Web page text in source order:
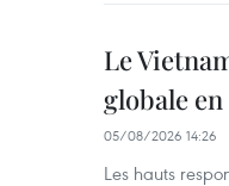
Le
globale
05/08/2026 14:26
Les hauts